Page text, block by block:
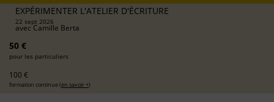
EXPÉRIMENTER L'ATELIER D'ÉCRITURE
22 sept 2026
avecCamille Berta
50 €
pour les particuliers
100 €
formation continue (en savoir +)